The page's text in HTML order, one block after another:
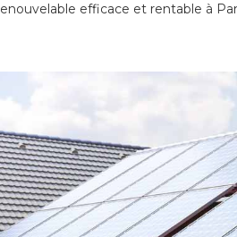
efficace et rentable à